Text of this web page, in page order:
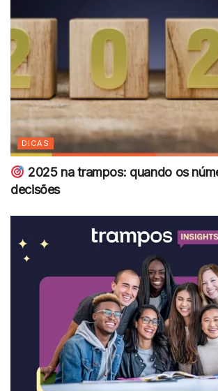
DICAS
2025 na trampos: quando os
decisões